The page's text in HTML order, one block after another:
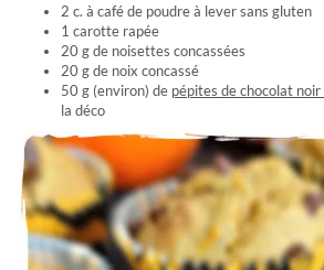
2 c. à café de poudre à lever sans gluten
1 carotte rapée
20 g de noisettes concassées
20 g de noix concassé
50 g (environ) de pépites de chocolat noir
la déco